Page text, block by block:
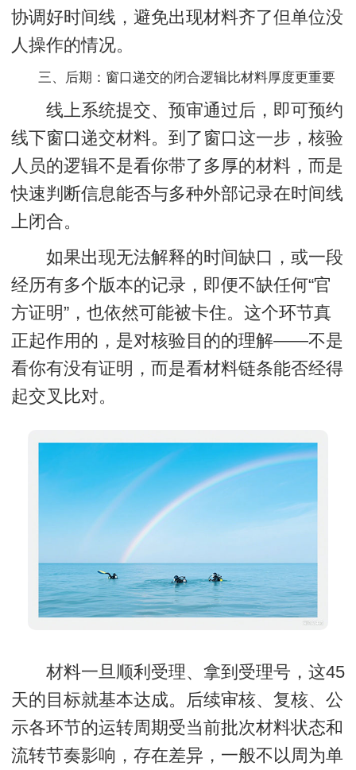
协调好时间线，避免出现材料齐了但单位没
人操作的情况。
三、后期：窗口递交的闭合逻辑比材料厚度更重要
线上系统提交、预审通过后，即可预约
线下窗口递交材料。到了窗口这一步，核验
人员的逻辑不是看你带了多厚的材料，而是
快速判断信息能否与多种外部记录在时间线
上闭合。
如果出现无法解释的时间缺口，或一段
经历有多个版本的记录，即便不缺任何“官
方证明”，也依然可能被卡住。这个环节真
正起作用的，是对核验目的的理解——不是
看你有没有证明，而是看材料链条能否经得
起交叉比对。
材料一旦顺利受理、拿到受理号，这45
天的目标就基本达成。后续审核、复核、公
示各环节的运转周期受当前批次材料状态和
流转节奏影响，存在差异，一般不以周为单